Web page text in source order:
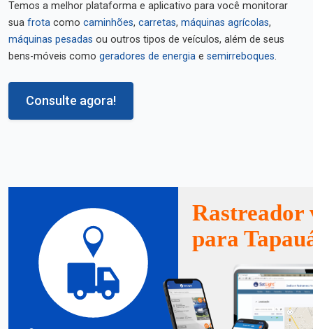
Temos a melhor plataforma e aplicativo para você monitorar
sua frota como caminhões, carretas, máquinas agrícolas,
máquinas pesadas ou outros tipos de veículos, além de seus
bens-móveis como geradores de energia e semirreboques.
Consulte agora!
Rastreador
para